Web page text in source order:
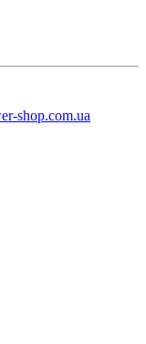
shop.com.ua